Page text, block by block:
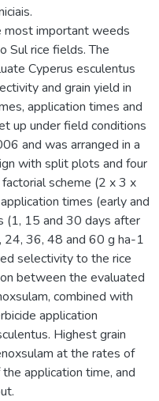
most important weeds
Sul rice fields. The
Cyperus esculentus
and grain yield in
application times and
up under field conditions
and was arranged in a
with split plots and four
scheme (2 x 3 x
times (early and
(1, 15 and 30 days after
24, 36, 48 and 60 g ha-1
selectivity to the rice
between the evaluated
combined with
application
Highest grain
at the rates of
application time, and